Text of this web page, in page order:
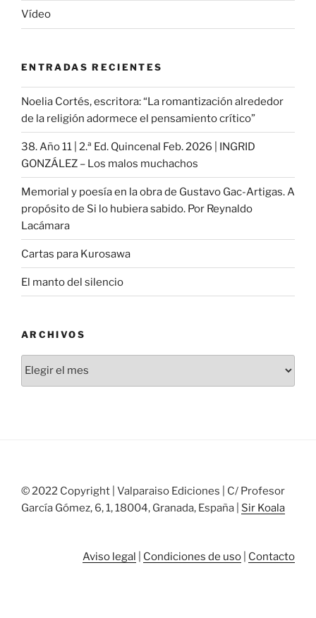
Vídeo
ENTRADAS RECIENTES
Noelia Cortés, escritora: “La romantización alrededor
de la religión adormece el pensamiento crítico”
38. Año 11 | 2.ª Ed. Quincenal Feb. 2026 | INGRID
GONZÁLEZ – Los malos muchachos
Memorial y poesía en la obra de Gustavo Gac-Artigas. A
propósito de Si lo hubiera sabido. Por Reynaldo
Lacámara
Cartas para Kurosawa
El manto del silencio
ARCHIVOS
© 2022 Copyright | Valparaiso Ediciones | C/ Profesor
García Gómez, 6, 1, 18004, Granada, España | Sir Koala
Aviso legal Condiciones de uso Contacto